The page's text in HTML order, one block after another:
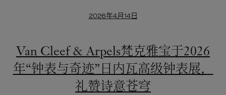
2026年4月14日
Van Cleef & Arpels梵克雅宝于2026
年“钟表与奇迹”日内瓦高级钟表展，
礼赞诗意苍穹